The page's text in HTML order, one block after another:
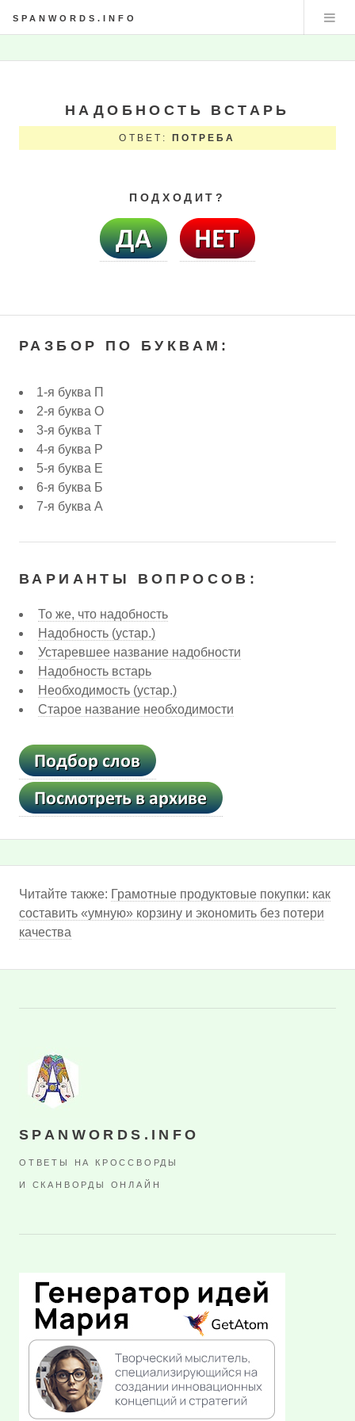
SPANWORDS.INFO
НАДОБНОСТЬ ВСТАРЬ
ОТВЕТ: ПОТРЕБА
ПОДХОДИТ?
РАЗБОР ПО БУКВАМ:
1-я буква П
2-я буква О
3-я буква Т
4-я буква Р
5-я буква Е
6-я буква Б
7-я буква А
ВАРИАНТЫ ВОПРОСОВ:
То же, что надобность
Надобность (устар.)
Устаревшее название надобности
Надобность встарь
Необходимость (устар.)
Старое название необходимости
Читайте также: Грамотные продуктовые покупки: как
составить «умную» корзину и экономить без потери
качества
SPANWORDS.INFO
ОТВЕТЫ НА КРОССВОРДЫ
И СКАНВОРДЫ ОНЛАЙН